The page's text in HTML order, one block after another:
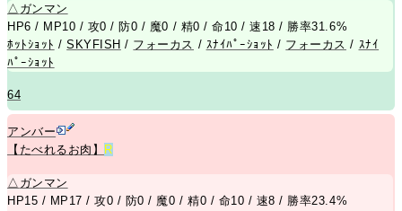
△ ガンマン
HP6 / MP10 / 攻0 / 防0 / 魔0 / 精0 / 命10 / 速18 / 勝率31.6%
ﾎｯﾄｼｮｯﾄ /SKYFISH / フォーカス / ｽﾅｲﾊﾟｰｼｮｯﾄ / フォーカス / ｽﾅｲ
ﾊﾟｰｼｮｯﾄ
64
アンバー
【たべれるお肉】
R
△ ガンマン
HP15 / MP17 / 攻0 / 防0 / 魔0 / 精0 / 命10 / 速8 / 勝率23.4%